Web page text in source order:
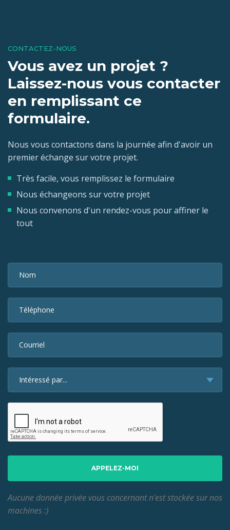
CONTACTEZ-NOUS
Vous avez un projet ?
Laissez-nous vous contacter
en remplissant ce
formulaire.
Nous vous contactons dans la journée afin d'avoir un
premier échange sur votre projet.
Très facile, vous remplissez le formulaire
Nous échangeons sur votre projet
Nous convenons d'un rendez-vous pour affiner le
tout
Nom
Téléphone
Courriel
APPELEZ-MOI
Aucune donnée privée vous concernant n'est stockée sur nos
machines :)